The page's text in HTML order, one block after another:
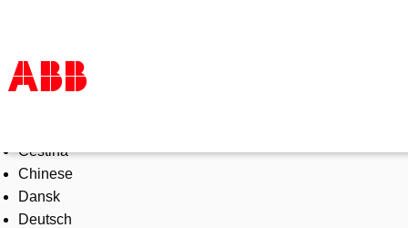
Products & Solutions
Industries
Services
About us
Čeština
Chinese
Dansk
Deutsch